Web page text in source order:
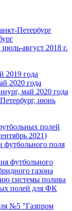
Петербург
август 2018 г.
2019 года
2020 года
май 2020 года
июнь
полей
2021)
футбольного поля
футбольного
газона
системы полива
полей для ФК
№5 "Газпром